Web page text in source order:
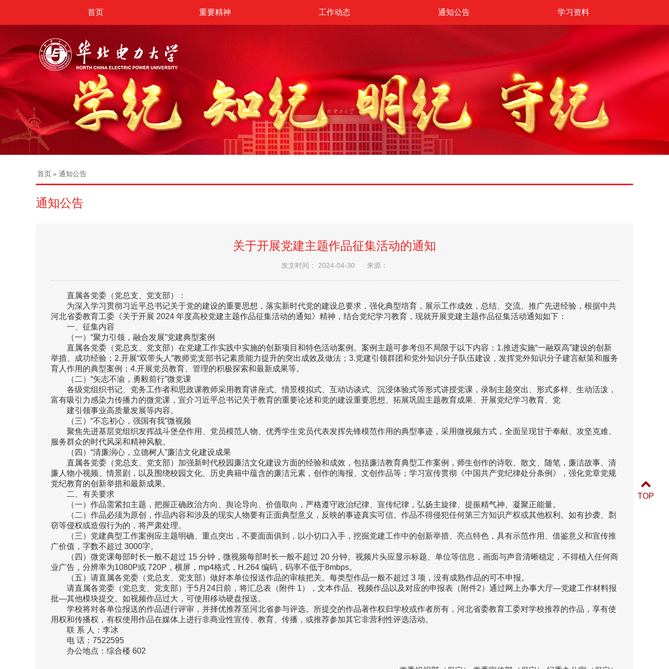
首页 重要精神 工作动态 通知公告 学习资料
首页» 通知公告
通知公告
关于开展党建主题作品征集活动的通知
发文时间： 2024-04-30 来源：
直属各党委（党总支、党支部）：
为深入学习贯彻习近平总书记关于党的建设的重要思想，落实新时代党的建设总要求，强化典型培育，展示工作成效，总结、交流、推广先进经验，根据中共
河北省委教育工委《关于开展 2024 年度高校党建主题作品征集活动的通知》精神，结合党纪学习教育，现就开展党建主题作品征集活动通知如下：
一、征集内容
（一）“聚力引领，融合发展”党建典型案例
直属各党委（党总支、党支部）在党建工作实践中实施的创新项目和特色活动案例。案例主题可参考但不局限于以下内容：1.推进实施“一融双高”建设的创新
举措、成功经验；2.开展“双带头人”教师党支部书记素质能力提升的突出成效及做法；3.党建引领群团和党外知识分子队伍建设，发挥党外知识分子建言献策和服务
育人作用的典型案例；4.开展党员教育、管理的积极探索和最新成果等。
（二）“矢志不渝，勇毅前行”微党课
各级党组织书记、党务工作者和思政课教师采用教育讲座式、情景模拟式、互动访谈式、沉浸体验式等形式讲授党课，录制主题突出、形式多样、生动活泼，
富有吸引力感染力传播力的微党课，宣介习近平总书记关于教育的重要论述和党的建设重要思想、拓展巩固主题教育成果、开展党纪学习教育、党
建引领事业高质量发展等内容。
（三）“不忘初心，强国有我”微视频
聚焦先进基层党组织发挥战斗堡垒作用、党员模范人物、优秀学生党员代表发挥先锋模范作用的典型事迹，采用微视频方式，全面呈现甘于奉献、攻坚克难、
服务群众的时代风采和精神风貌。
（四）“清廉润心，立德树人”廉洁文化建设成果
直属各党委（党总支、党支部）加强新时代校园廉洁文化建设方面的经验和成效，包括廉洁教育典型工作案例，师生创作的诗歌、散文、随笔，廉洁故事、清
廉人物小视频、情景剧，以及围绕校园文化、历史典籍中蕴含的廉洁元素，创作的海报、文创作品等；学习宣传贯彻《中国共产党纪律处分条例》，强化党章党规
党纪教育的创新举措和最新成果。
二、有关要求
（一）作品需紧扣主题，把握正确政治方向、舆论导向、价值取向，严格遵守政治纪律、宣传纪律，弘扬主旋律、提振精气神、凝聚正能量。
（二）作品必须为原创，作品内容和涉及的现实人物要有正面典型意义，反映的事迹真实可信。作品不得侵犯任何第三方知识产权或其他权利。如有抄袭、剽
窃等侵权或造假行为的，将严肃处理。
（三）党建典型工作案例应主题明确、重点突出，不要面面俱到，以小切口入手，挖掘党建工作中的创新举措、亮点特色，具有示范作用、借鉴意义和宣传推
广价值，字数不超过 3000字。
（四）微党课每部时长一般不超过 15 分钟，微视频每部时长一般不超过 20 分钟。视频片头应显示标题、单位等信息，画面与声音清晰稳定，不得植入任何商
业广告，分辨率为1080P或 720P，横屏，mp4格式，H.264 编码，码率不低于8mbps。
（五）请直属各党委（党总支、党支部）做好本单位报送作品的审核把关。每类型作品一般不超过 3 项，没有成熟作品的可不申报。
请直属各党委（党总支、党支部）于5月24日前，将汇总表（附件 1），文本作品、视频作品以及对应的申报表（附件2）通过网上办事大厅—党建工作材料报
批—其他模块提交。如视频作品过大，可使用移动硬盘报送。
学校将对各单位报送的作品进行评审，并择优推荐至河北省参与评选。所提交的作品著作权归学校或作者所有，河北省委教育工委对学校推荐的作品，享有使
用权和传播权，有权使用作品在媒体上进行非商业性宣传、教育、传播，或推荐参加其它非营利性评选活动。
联 系 人：李冰
电 话：7522595
办公地点：综合楼 602
TOP